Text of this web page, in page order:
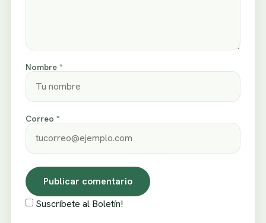
Nombre *
Correo *
Suscríbete al Boletín!